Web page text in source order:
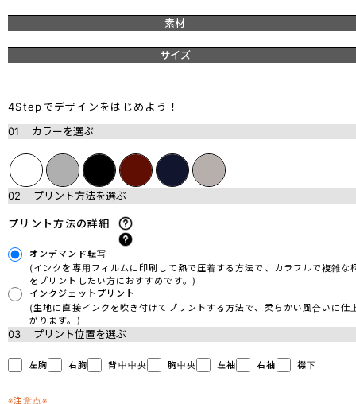
素材
サイズ
4Stepでデザインをはじめよう！
01
カラーを選ぶ
02 プリント方法を選ぶ
プリント方法の詳細
オンデマンド転写
(インクを専用フィルムに印刷して熱で圧着する方法で、カラフルで複雑な
をプリントしたい方におすすめです。)
インクジェットプリント
(生地に直接インクを吹き付けてプリントする方法で、柔らかい風合いに仕
がります。)
03 プリント位置を選ぶ
左胸 右胸 背中中央 胸中央 左袖 右袖 襟下
※注意点※